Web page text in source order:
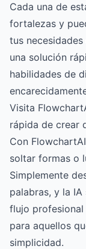
Cada una de
fortalezas y
tus
una solución
habilidades de
Visita
rápida de crear
Con
soltar formas o
Simplemente
palabras, y la
flujo profesional
para aquellos
simplicidad.